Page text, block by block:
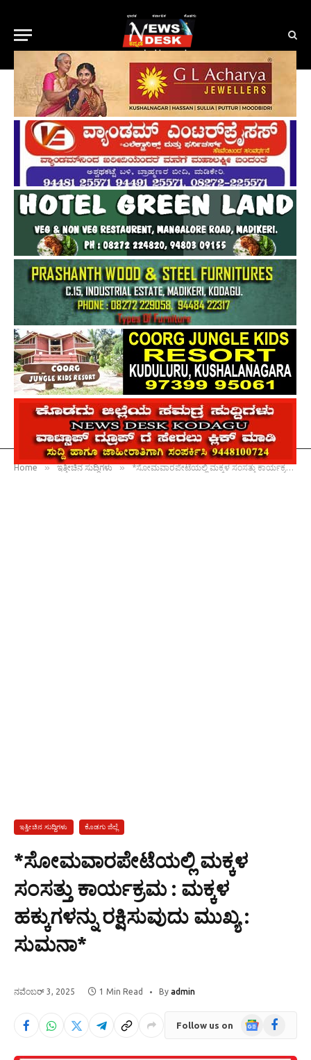
Home » ಇತ್ತೀಚಿನ ಸುದ್ದಿಗಳು » *ಸೋಮವಾರಪೇಟೆಯಲ್ಲಿ ಮಕ್ಕಳ ಸಂಸತ್ತು ಕಾರ್ಯಕ್ರಮ : ಮಕ್ಕಳ ಹಕ್ಕುಗಳನ್ನು ರಕ್ಷಿಸುವುದು ಮುಖ್ಯ : ಸುಮನಾ*
ಇತ್ತೀಚಿನ ಸುದ್ದಿಗಳು ಕೊಡಗು ಜಿಲ್ಲೆ
*ಸೋಮವಾರಪೇಟೆಯಲ್ಲಿ ಮಕ್ಕಳ
ಸಂಸತ್ತು ಕಾರ್ಯಕ್ರಮ : ಮಕ್ಕಳ
ಹಕ್ಕುಗಳನ್ನು ರಕ್ಷಿಸುವುದು ಮುಖ್ಯ :
ಸುಮನಾ*
ನವೆಂಬರ್ 3, 2025 1 Min Read By admin
Follow us on
GoogleFacebook